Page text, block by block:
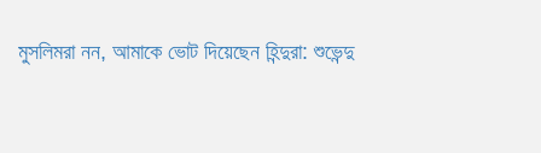
মুসলিমরা নন, আমাকে ভোট দিয়েছেন হিন্দুরা: শুভেন্দু